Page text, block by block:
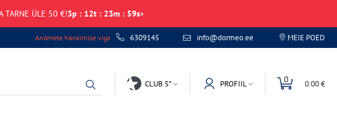
TARNE ÜLE 50 €!3p : 12t : 23m : 59s
Andmete hankimise viga 6309145 info@dormeo.ee MEIE POED
CLUB 5* PROFIIL 0 0.00 €